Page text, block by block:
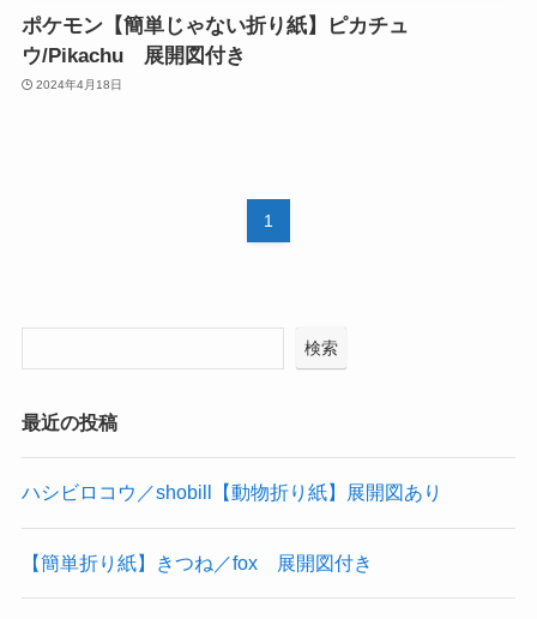
ポケモン【簡単じゃない折り紙】ピカチュ
ウ/Pikachu 展開図付き
2024年4月18日
1
検索
最近の投稿
ハシビロコウ／shobill【動物折り紙】展開図あり
【簡単折り紙】きつね／fox 展開図付き